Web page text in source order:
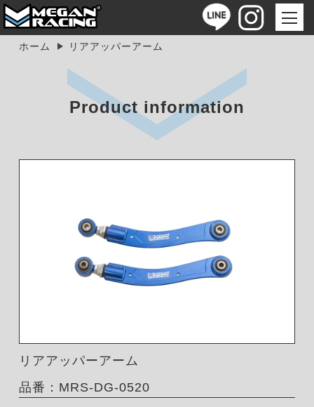
ホーム リアアッパーアーム
Product information
リアアッパーアーム
品番：MRS-DG-0520